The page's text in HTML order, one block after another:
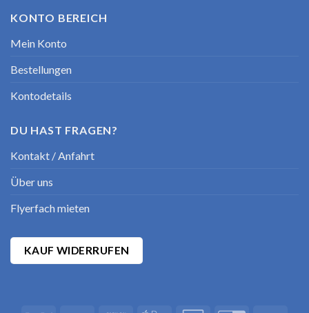
KONTO BEREICH
Mein Konto
Bestellungen
Kontodetails
DU HAST FRAGEN?
Kontakt / Anfahrt
Über uns
Flyerfach mieten
KAUF WIDERRUFEN